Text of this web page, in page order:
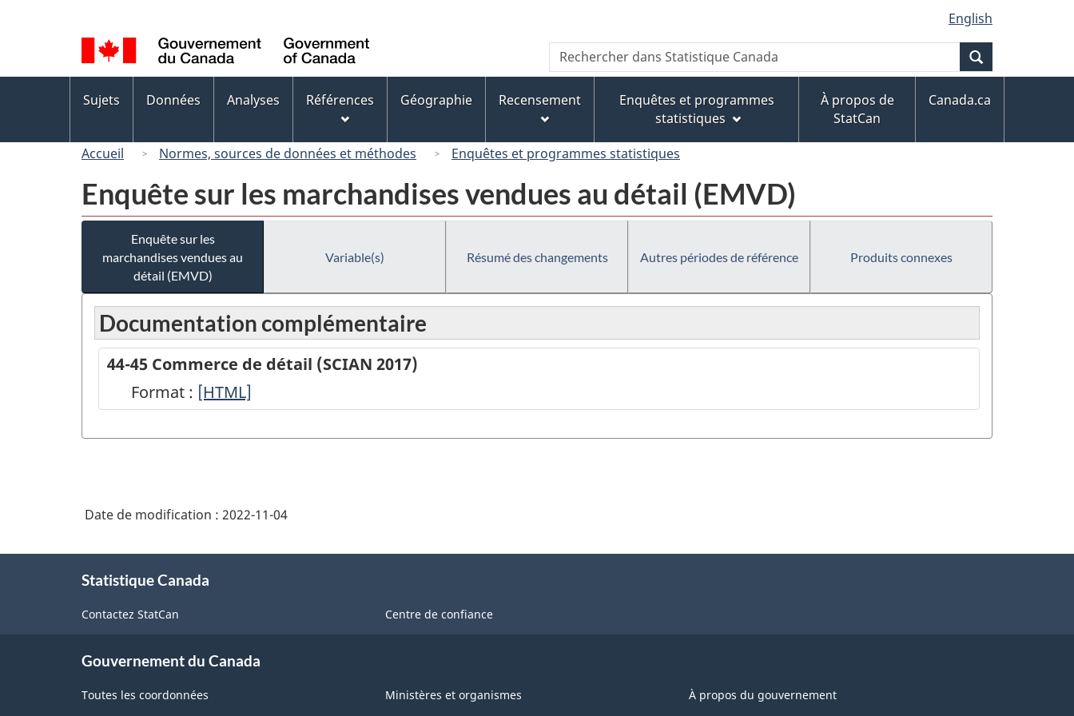
au
contenu
principal
« À
propos
de
ce
version
HTML
simplifiée
de
la
langue
English
Canada
Recherche
Rechercher
dans
Canada
des
Sujets Données Analyses Références Géographie Recensement
Enquêtes et programmes
statistiques
À propos de
StatCan
Canada.ca
Accueil Normes, sources de données et méthodes Enquêtes et programmes statistiques
Enquête sur les marchandises vendues au détail (EMVD)
Enquête sur les
marchandises vendues au
détail (EMVD)
Variable(s) Résumé des changements Autres périodes de référence Produits connexes
Documentation complémentaire
44-45 Commerce de détail (SCIAN 2017)
Format : 44-
Commerce
(SCIAN
2017)
-
[HTML]
Date de modification : 2022-11-04
Statistique Canada
Contactez StatCan Centre de confiance
Gouvernement du Canada
Toutes les coordonnées Ministères et organismes À propos du gouvernement